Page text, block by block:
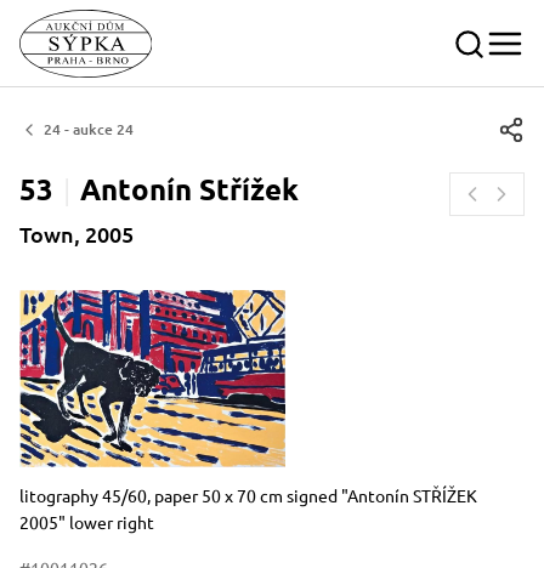
24 - aukce 24
53 Antonín Střížek
Town, 2005
Dimensions
Short item description
litography 45/60, paper 50 x 70 cm signed "Antonín STŘÍŽEK
2005" lower right